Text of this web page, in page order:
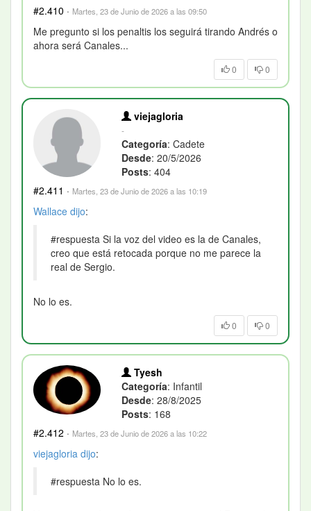
#2.410 · Martes, 23 de Junio de 2026 a las 09:50
Me pregunto si los penaltis los seguirá tirando Andrés o
ahora será Canales...
0 0
viejagloria
-
Categoría: Cadete
Desde: 20/5/2026
Posts: 404
#2.411 · Martes, 23 de Junio de 2026 a las 10:19
Wallace dijo:
#respuesta Si la voz del video es la de Canales,
creo que está retocada porque no me parece la
real de Sergio.
No lo es.
0 0
Tyesh
Categoría: Infantil
Desde: 28/8/2025
Posts: 168
#2.412 · Martes, 23 de Junio de 2026 a las 10:22
viejagloria dijo:
#respuesta No lo es.